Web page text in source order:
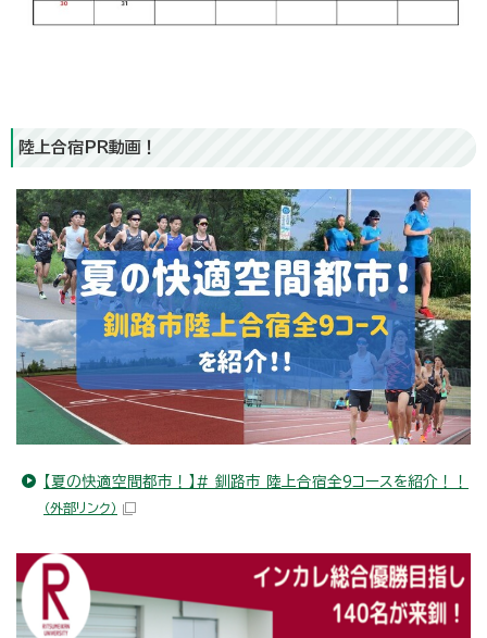
陸上合宿PR動画！
【夏の快適空間都市！】# 釧路市 陸上合宿全9コースを紹介！！
（外部リンク）